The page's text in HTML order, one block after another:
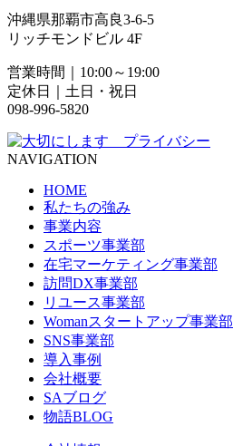
沖縄県那覇市高良3-6-5
リッチモンドビル 4F
営業時間｜10:00～19:00
定休日｜土日・祝日
098-996-5820
NAVIGATION
HOME
私たちの強み
事業内容
スポーツ事業部
在宅マーケティング事業部
訪問DX事業部
リユース事業部
Womanスタートアップ事業部
SNS事業部
導入事例
会社概要
SAブログ
物語BLOG